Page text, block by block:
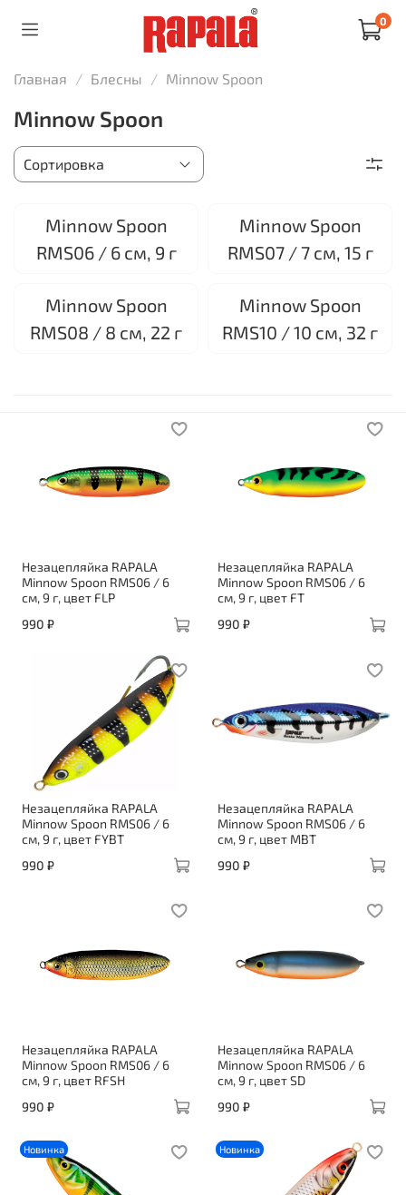
0
Главная Блесны Minnow Spoon
Minnow Spoon
Minnow Spoon
RMS06 / 6 см, 9 г
Minnow Spoon
RMS07 / 7 см, 15 г
Minnow Spoon
RMS08 / 8 см, 22 г
Minnow Spoon
RMS10 / 10 см, 32 г
Незацепляйка RAPALA
Minnow Spoon RMS06 / 6
см, 9 г, цвет FLP
990 ₽
Незацепляйка RAPALA
Minnow Spoon RMS06 / 6
см, 9 г, цвет FT
990 ₽
Незацепляйка RAPALA
Minnow Spoon RMS06 / 6
см, 9 г, цвет FYBT
990 ₽
Незацепляйка RAPALA
Minnow Spoon RMS06 / 6
см, 9 г, цвет MBT
990 ₽
Незацепляйка RAPALA
Minnow Spoon RMS06 / 6
см, 9 г, цвет RFSH
990 ₽
Незацепляйка RAPALA
Minnow Spoon RMS06 / 6
см, 9 г, цвет SD
990 ₽
Новинка Новинка